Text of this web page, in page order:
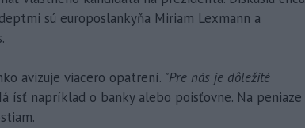
sú europoslankyňa Miriam Lexmann a
avizuje viacero opatrení. "Pre nás je dôležité
ísť napríklad o banky alebo poisťovne. Na peniaze